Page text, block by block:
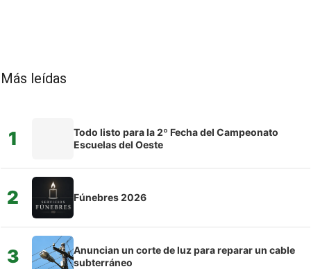
Más leídas
1
Todo listo para la 2º Fecha del Campeonato
Escuelas del Oeste
2 Fúnebres 2026
3
Anuncian un corte de luz para reparar un cable
subterráneo